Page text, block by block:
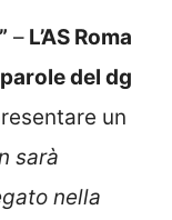
– L’AS Roma
del dg
un
sarà
nella